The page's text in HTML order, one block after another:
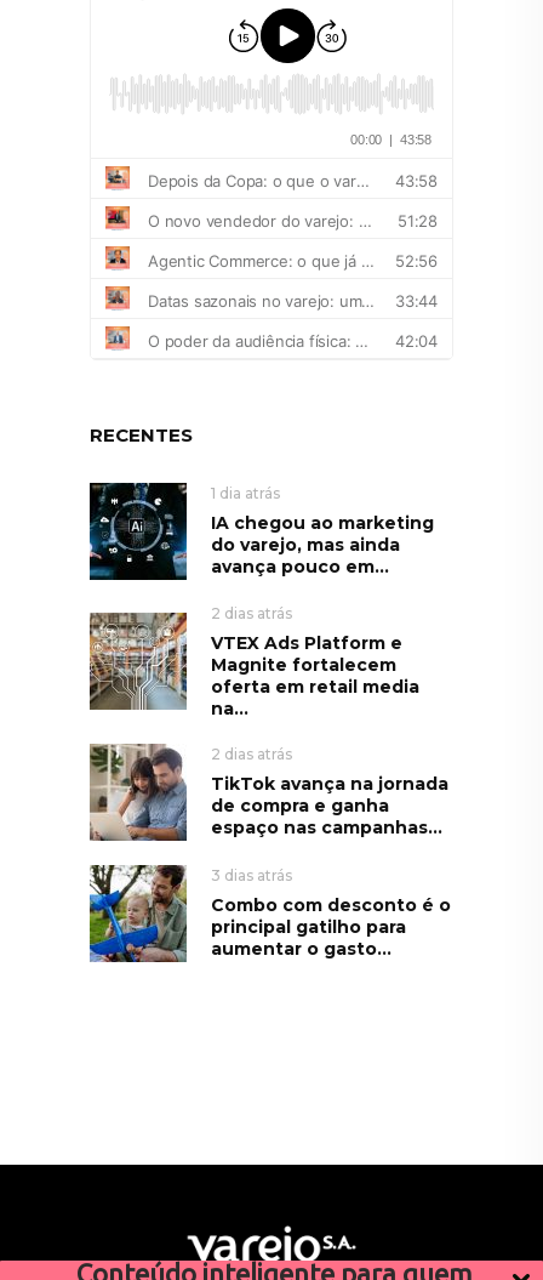
Conteúdo inteligente para quem
RECENTES
1 dia atrás
IA chegou ao marketing
do varejo, mas ainda
avança pouco em...
2 dias atrás
VTEX Ads Platform e
Magnite fortalecem
oferta em retail media
na...
2 dias atrás
TikTok avança na jornada
de compra e ganha
espaço nas campanhas...
3 dias atrás
Combo com desconto é o
principal gatilho para
aumentar o gasto...